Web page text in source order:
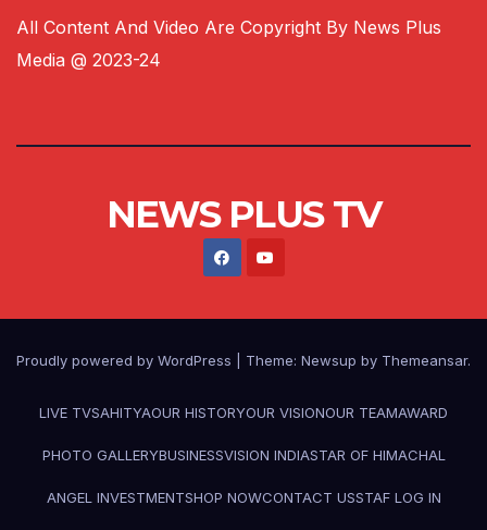
All Content And Video Are Copyright By News Plus
Media @ 2023-24
NEWS PLUS TV
Proudly powered by WordPress Theme: Newsup by Themeansar.
LIVE TVSAHITYAOUR HISTORYOUR VISIONOUR TEAMAWARD
PHOTO GALLERYBUSINESSVISION INDIASTAR OF HIMACHAL
ANGEL INVESTMENTSHOP NOWCONTACT USSTAF LOG IN